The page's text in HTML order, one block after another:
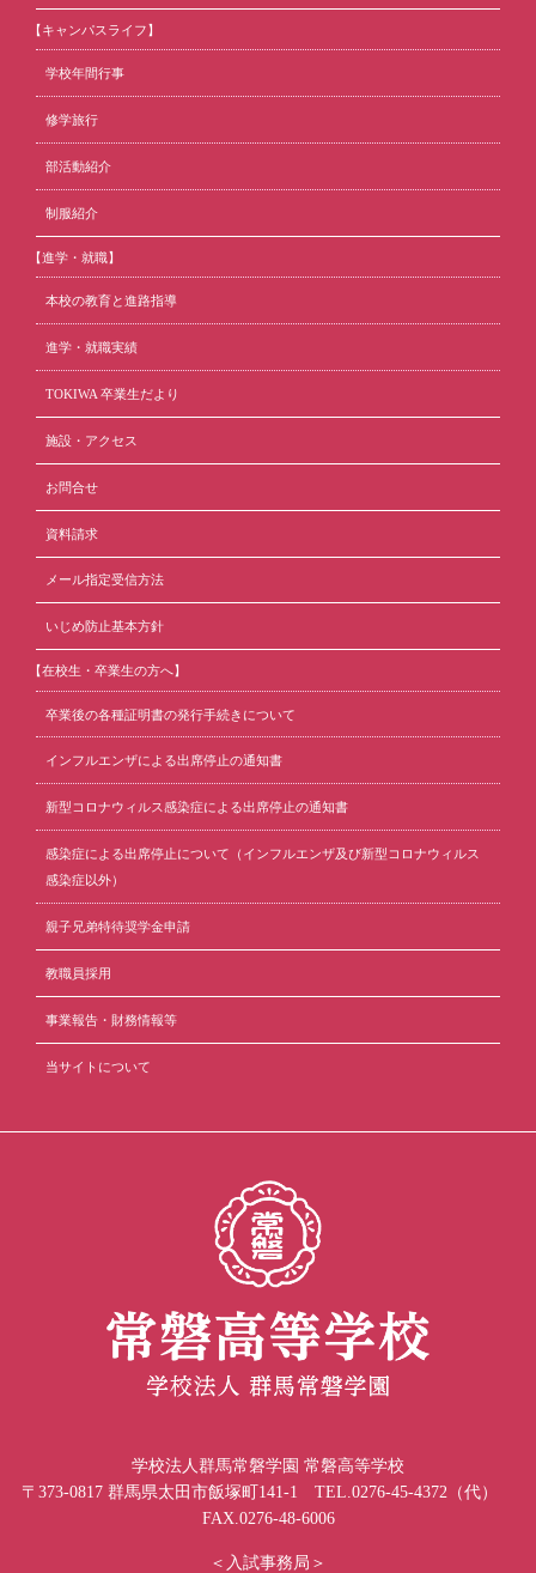
【キャンパスライフ】
学校年間行事
修学旅行
部活動紹介
制服紹介
【進学・就職】
本校の教育と進路指導
進学・就職実績
TOKIWA 卒業生だより
施設・アクセス
お問合せ
資料請求
メール指定受信方法
いじめ防止基本方針
【在校生・卒業生の方へ】
卒業後の各種証明書の発行手続きについて
インフルエンザによる出席停止の通知書
新型コロナウィルス感染症による出席停止の通知書
感染症による出席停止について（インフルエンザ及び新型コロナウィルス
感染症以外）
親子兄弟特待奨学金申請
教職員採用
事業報告・財務情報等
当サイトについて
学校法人群馬常磐学園 常磐高等学校
〒373-0817 群馬県太田市飯塚町141-1 TEL.0276-45-4372（代）
FAX.0276-48-6006
＜入試事務局＞